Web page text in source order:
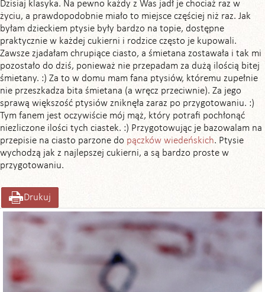
Dzisiaj klasyka. Na pewno każdy z Was jadł je chociaż raz w
życiu, a prawdopodobnie miało to miejsce częściej niż raz. Jak
byłam dzieckiem ptysie były bardzo na topie, dostępne
praktycznie w każdej cukierni i rodzice często je kupowali.
Zawsze zjadałam chrupiące ciasto, a śmietana zostawała i tak mi
pozostało do dziś, ponieważ nie przepadam za dużą ilością bitej
śmietany. :) Za to w domu mam fana ptysiów, któremu zupełnie
nie przeszkadza bita śmietana (a wręcz przeciwnie). Za jego
sprawą większość ptysiów zniknęła zaraz po przygotowaniu. :)
Tym fanem jest oczywiście mój mąż, który potrafi pochłonąć
niezliczone ilości tych ciastek. :) Przygotowując je bazowalam na
przepisie na ciasto parzone do pączków wiedeńskich. Ptysie
wychodzą jak z najlepszej cukierni, a są bardzo proste w
przygotowaniu.
Drukuj